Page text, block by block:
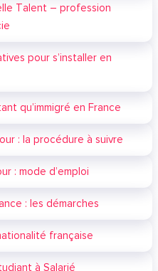
Talent – profession
pour s’installer en
qu’immigré en France
: la procédure à suivre
: mode d’emploi
: les démarches
française
à Salarié